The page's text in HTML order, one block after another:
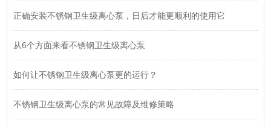
正确安装不锈钢卫生级离心泵，日后才能更顺利的使用它
从6个方面来看不锈钢卫生级离心泵
如何让不锈钢卫生级离心泵更的运行？
不锈钢卫生级离心泵的常见故障及维修策略